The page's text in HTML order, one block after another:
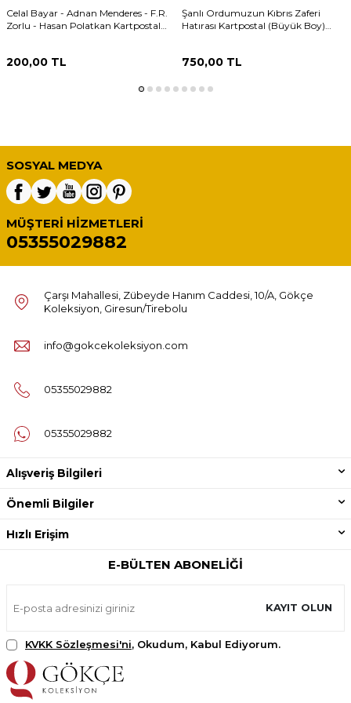
Celal Bayar - Adnan Menderes - F.R.
Zorlu - Hasan Polatkan Kartpostal
200,00 TL
Şanlı Ordumuzun Kıbrıs Zaferi
Hatırası Kartpostal (Büyük Boy)
750,00TL
SOSYAL MEDYA
MÜŞTERI HIZMETLERI
05355029882
Çarşı Mahallesi, Zübeyde Hanım Caddesi, 10/A, Gökçe
Koleksiyon, Giresun/Tirebolu
info@gokcekoleksiyon.com
05355029882
05355029882
Alışveriş Bilgileri
Önemli Bilgiler
Hızlı Erişim
E-BÜLTEN ABONELIĞI
KAYIT OLUN
KVKK Sözleşmesi'ni, Okudum, Kabul Ediyorum.